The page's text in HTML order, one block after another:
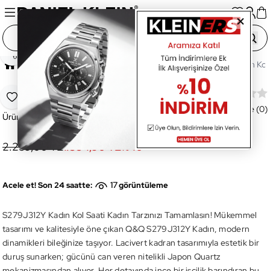
Ana Sayfa Saatler Kadın Saat S279J312Y Kadın
Favoriye Ekle
Paylaş
S279J312Y Kadın Kol Saati
Ürün Kodu:S279J312Y
Değerlendirme (0)
2.259,00 TL1.354,90 TL% 40
Acele et! Son 24 saatte: 17görüntüleme
S279J312Y Kadın Kol Saati Kadın Tarzınızı Tamamlasın! Mükemmel
tasarımı ve kalitesiyle öne çıkan Q&Q S279J312Y Kadın, modern
dinamikleri bileğinize taşıyor. Lacivert kadran tasarımıyla estetik bir
duruş sunarken; gücünü can veren nitelikli Japon Quartz